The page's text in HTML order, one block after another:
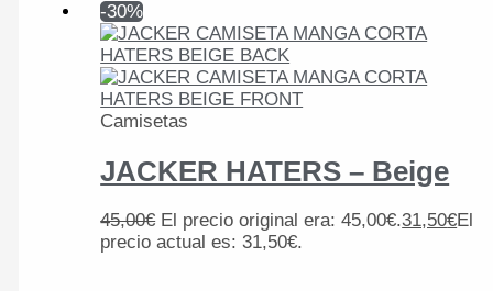
-30%
Camisetas
JACKER HATERS – Beige
45,00€ El precio original era: 45,00€.31,50€El
precio actual es: 31,50€.